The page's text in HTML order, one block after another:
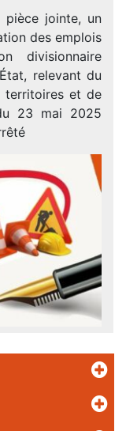
pièce jointe, un
des emplois
divisionnaire
relevant du
territoires et de
23 mai 2025